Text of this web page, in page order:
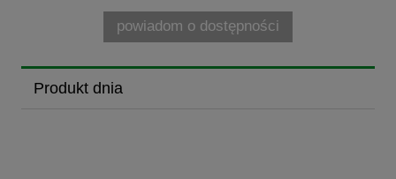
powiadom o dostępności
Produkt dnia